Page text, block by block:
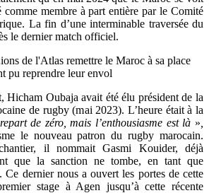
membre à part entière par le Comité
La fin d’une interminable traversée du
le dernier match officiel.
pu reprendre leur envol
Hicham Oubaja avait été élu président de la
de rugby (mai 2023). L’heure était à la
de zéro, mais l’enthousiasme est là »
le nouveau patron du rugby marocain.
il nommait Gasmi Kouider, déjà
que la sanction ne tombe, en tant que
Ce dernier nous a ouvert les portes de cette
stage à Agen jusqu’à cette récente